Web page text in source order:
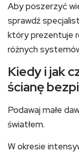
Aby poszerzyć
sprawdź
który prezentuje
różnych
Kiedy i jak
ścianę
Podawaj małe
światłem.
W okresie